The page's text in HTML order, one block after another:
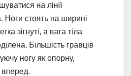
на лінії
Ноги стоять на ширині
зігнуті, а вага тіла
Більшість гравців
ногу як опорну,
вперед.